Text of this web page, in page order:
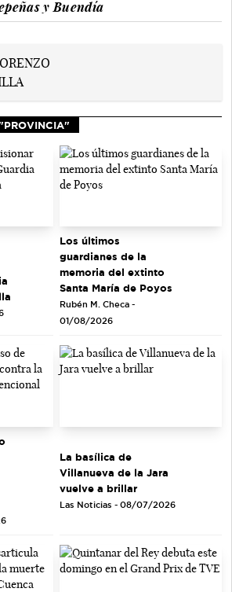
y Buendía
Los últimos
guardianes de la
memoria del extinto
Santa María de Poyos
Rubén M. Checa -
01/08/2026
La basílica de
Villanueva de la Jara
vuelve a brillar
Las Noticias - 08/07/2026